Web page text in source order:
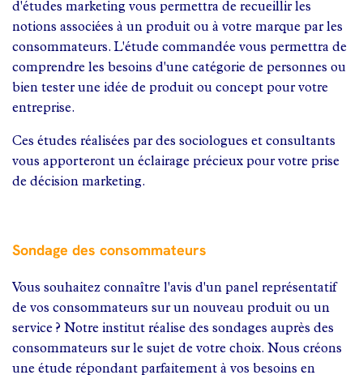
d'études marketing vous permettra de recueillir les
notions associées à un produit ou à votre marque par les
consommateurs. L'étude commandée vous permettra de
comprendre les besoins d'une catégorie de personnes ou
bien tester une idée de produit ou concept pour votre
entreprise.
Ces études réalisées par des sociologues et consultants
vous apporteront un éclairage précieux pour votre prise
de décision marketing.
Sondage des consommateurs
Vous souhaitez connaître l'avis d'un panel représentatif
de vos consommateurs sur un nouveau produit ou un
service ? Notre institut réalise des sondages auprès des
consommateurs sur le sujet de votre choix. Nous créons
une étude répondant parfaitement à vos besoins en